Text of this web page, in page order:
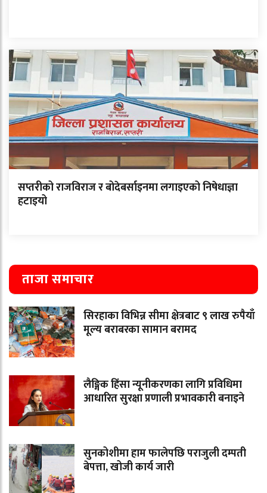
सप्तरीको राजविराज र बोदेबर्साइनमा लगाइएको निषेधाज्ञा
हटाइयो
ताजा समाचार
सिरहाका विभिन्न सीमा क्षेत्रबाट ९ लाख रुपैयाँ
मूल्य बराबरका सामान बरामद
लैङ्गिक हिंसा न्यूनीकरणका लागि प्रविधिमा
आधारित सुरक्षा प्रणाली प्रभावकारी बनाइने
सुनकोशीमा हाम फालेपछि पराजुली दम्पती
बेपत्ता, खोजी कार्य जारी